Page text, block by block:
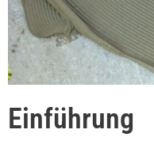
Einführung